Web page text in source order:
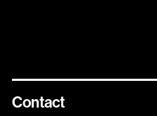
Contact